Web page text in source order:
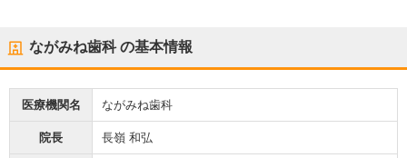
ながみね歯科の基本情報
医療機関名 ながみね歯科
院長 長嶺 和弘